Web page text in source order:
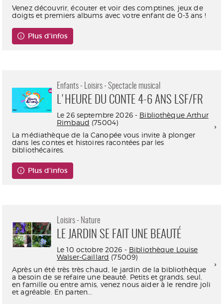
Venez découvrir, écouter et voir des comptines, jeux de
doigts et premiers albums avec votre enfant de 0-3 ans !
Plus d'infos
Enfants - Loisirs - Spectacle musical
L'HEURE DU CONTE 4-6 ANS LSF/FR
Le 26 septembre 2026 - Bibliothèque Arthur
Rimbaud (75004)
La médiathèque de la Canopée vous invite à plonger
dans les contes et histoires racontées par les
bibliothécaires.
Plus d'infos
Loisirs - Nature
LE JARDIN SE FAIT UNE BEAUTÉ
Le 10 octobre 2026 - Bibliothèque Louise
Walser-Gaillard (75009)
Après un été très très chaud, le jardin de la bibliothèque
a besoin de se refaire une beauté. Petits et grands, seul,
en famille ou entre amis, venez nous aider à le rendre joli
et agréable. En parten...